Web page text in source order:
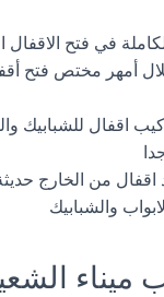
في فتح الاقفال
أمهر مختص فتح
اقفال للشبابيك
اقفال من الخارج
والشبابيك
ميناء